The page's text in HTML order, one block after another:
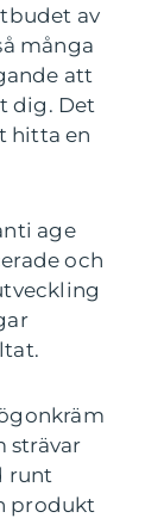
av
många
att
dig. Det
hitta en
age
och
strävar
runt
produkt